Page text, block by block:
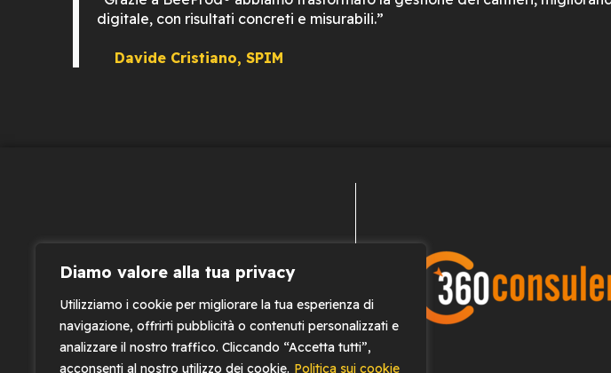
Diamo valore alla tua privacy
Utilizziamo i cookie per migliorare la tua esperienza di
navigazione, offrirti pubblicità o contenuti personalizzati e
analizzare il nostro traffico. Cliccando “Accetta tutti”,
acconsenti al nostro utilizzo dei cookie. Politica sui cookie
digitale, con risultati concreti e misurabili.”
Davide Cristiano, SPIM